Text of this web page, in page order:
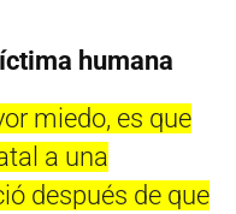
humana
miedo, es que
a una
después de que